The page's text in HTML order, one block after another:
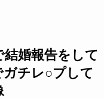
婚報告をして
チレ○プして